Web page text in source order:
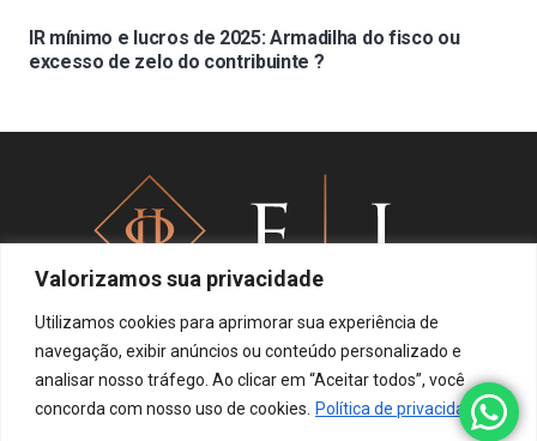
Valorizamos sua privacidade
Utilizamos cookies para aprimorar sua experiência de
navegação, exibir anúncios ou conteúdo personalizado e
analisar nosso tráfego. Ao clicar em “Aceitar todos”, você
concorda com nosso uso de cookies. Política de privacidade
IR mínimo e lucros de 2025: Armadilha do fisco ou
excesso de zelo do contribuinte ?
Política de privacidade